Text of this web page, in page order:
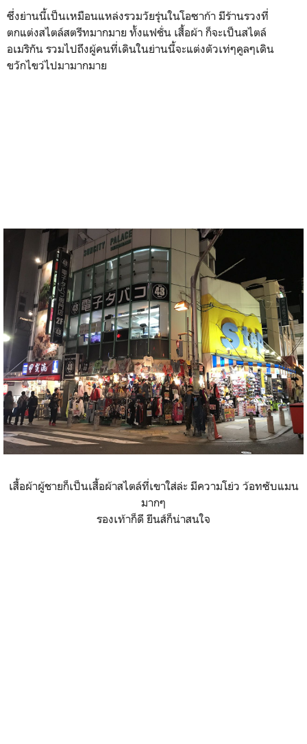
ซึ่งย่านนี้เป็นเหมือนแหล่งรวมวัยรุ่นในโอซาก้า มีร้านรวงที่
ตกแต่งสไตล์สตรีทมากมาย ทั้งแฟชั่น เสื้อผ้า ก็จะเป็นสไตล์
อเมริกัน รวมไปถึงผู้คนที่เดินในย่านนี้จะแต่งตัวเท่ๆคูลๆเดิน
ขวักไขว่ไปมามากมาย
เสื้อผ้าผู้ชายก็เป็นเสื้อผ้าสไตล์ที่เขาใส่ล่ะ มีความโย่ว ว้อทซับแมน
มากๆ
รองเท้าก็ดี ยีนส์ก็น่าสนใจ